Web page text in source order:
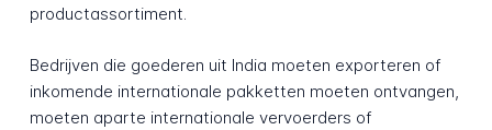
productassortiment.
Bedrijven die goederen uit India moeten exporteren of
inkomende internationale pakketten moeten ontvangen,
moeten aparte internationale vervoerders of